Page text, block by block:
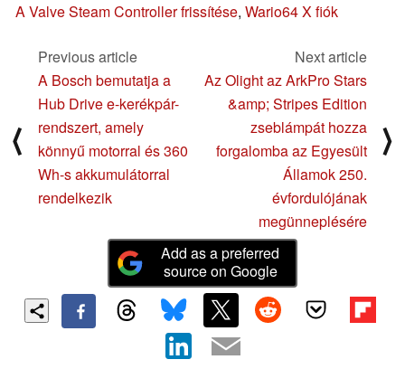
A Valve Steam Controller frissítése, Wario64 X fiók
⟨
Previous article
A Bosch bemutatja a
Hub Drive e-kerékpár-
rendszert, amely
könnyű motorral és 360
Wh-s akkumulátorral
rendelkezik
Next article
Az Olight az ArkPro Stars
&amp; Stripes Edition
zseblámpát hozza
forgalomba az Egyesült
Államok 250.
évfordulójának
megünneplésére
⟩
Add as a preferred
source on Google